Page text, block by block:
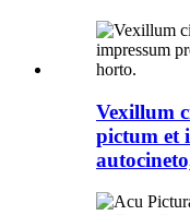
Vexillum
pictum et